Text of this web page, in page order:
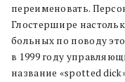
переименовать.
Глостершире
больных по поводу
в 1999 году
название «spotted